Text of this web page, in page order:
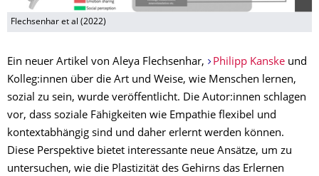
Flechsenhar et al (2022)
Ein neuer Artikel von Aleya Flechsenhar, Philipp Kanskeund
Kolleg:innen über die Art und Weise, wie Menschen lernen,
sozial zu sein, wurde veröffentlicht. Die Autor:innen schlagen
vor, dass soziale Fähigkeiten wie Empathie flexibel und
kontextabhängig sind und daher erlernt werden können.
Diese Perspektive bietet interessante neue Ansätze, um zu
untersuchen, wie die Plastizität des Gehirns das Erlernen